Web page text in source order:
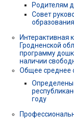
Родителям
Совет
Интерактивная
Гродненской
программу
наличии
Общее среднее
Определены
году